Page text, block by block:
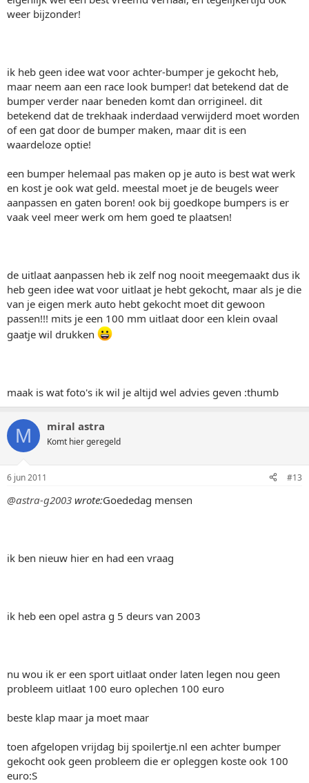
weer bijzonder!
ik heb geen idee wat voor achter-bumper je gekocht heb,
maar neem aan een race look bumper! dat betekend dat de
bumper verder naar beneden komt dan orrigineel. dit
betekend dat de trekhaak inderdaad verwijderd moet worden
of een gat door de bumper maken, maar dit is een
waardeloze optie!
een bumper helemaal pas maken op je auto is best wat werk
en kost je ook wat geld. meestal moet je de beugels weer
aanpassen en gaten boren! ook bij goedkope bumpers is er
vaak veel meer werk om hem goed te plaatsen!
de uitlaat aanpassen heb ik zelf nog nooit meegemaakt dus ik
heb geen idee wat voor uitlaat je hebt gekocht, maar als je die
van je eigen merk auto hebt gekocht moet dit gewoon
passen!!! mits je een 100 mm uitlaat door een klein ovaal
gaatje wil drukken
maak is wat foto's ik wil je altijd wel advies geven :thumb
M miral astra
Komt hier geregeld
6 jun 2011 #13
@astra-g2003 wrote:Goededag mensen
ik ben nieuw hier en had een vraag
ik heb een opel astra g 5 deurs van 2003
nu wou ik er een sport uitlaat onder laten legen nou geen
probleem uitlaat 100 euro oplechen 100 euro
beste klap maar ja moet maar
toen afgelopen vrijdag bij spoilertje.nl een achter bumper
gekocht ook geen probleem die er opleggen koste ook 100
euro:S